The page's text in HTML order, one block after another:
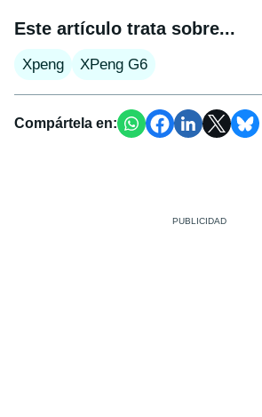
Este artículo trata sobre...
Xpeng XPeng G6
Compártela en: